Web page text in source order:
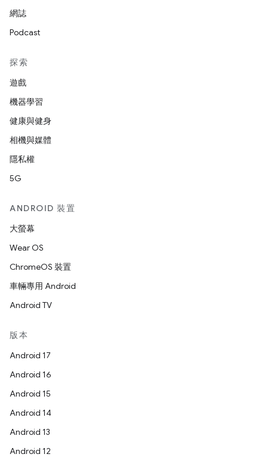
網誌
Podcast
探索
遊戲
機器學習
健康與健身
相機與媒體
隱私權
5G
ANDROID 裝置
大螢幕
Wear OS
ChromeOS 裝置
車輛專用 Android
Android TV
版本
Android 17
Android 16
Android 15
Android 14
Android 13
Android 12